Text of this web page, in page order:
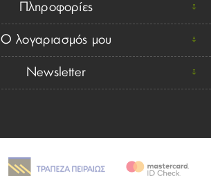
Πληροφορίες
Ο λογαριασμός μου
Newsletter